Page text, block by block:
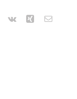
Pinterest
Vk XingEmail